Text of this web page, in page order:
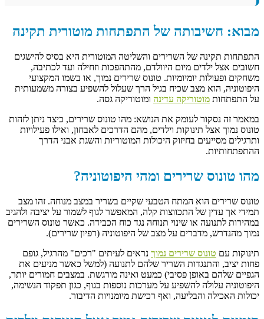
מבוא: חשיבותה של התפתחות מוטורית תקינה
התפתחות תקינה של השרירים והשליטה המוטורית היא בסיס להישגים
חשובים אצל ילדים מיום היוולדם, מהתהפכות וזחילה ועד לכתיבה,
משחקים ופעולות יומיומיות. טונוס שרירים נמוך, או בשמו המקצועי
היפוטוניה, הוא מצב שכיח בגיל הרך שעלול להשפיע בצורה משמעותית
על התפתחות מוטוריקה עדינה ומוטוריקה גסה.
במאמר זה נסקור לעומק את הנושא: מהו טונוס שרירים, כיצד ניתן לזהות
טונוס נמוך אצל תינוקות וילדים, מהם הדרכים לאבחון, ואילו פעילויות
ותרגילים מסייעים בחיזוק היכולות המוטוריות והשגת אבני הדרך
ההתפתחותיות.
מהו טונוס שרירים ומהי היפוטוניה?
טונוס שרירים הוא המתח הטבעי שקיים בשריר במצב מנוחה. זהו מצב
תמידי אך עדין של התכווצות קלה, המאפשר לגוף לשמור על יציבה ולהגיב
במהירות לתנועה או שינוי תנוחה נגד כוח הכבידה. כאשר טונוס השרירים
נמוך מהנדרש, מדברים על מצב של היפוטוניה (רפיון שרירים).
תינוקות עם טונוס שרירים נמוך נראים לעיתים "רכים" מהרגיל, גופם
פחות יציב, והתנגדות השריר שלהם לתנועה (למשל כאשר מניעים את
הגפיים שלהם באופן פסיבי) כמעט ואינה מורגשת. במצבים חמורים יותר,
היפוטוניה עלולה להשפיע על מערכות נוספות בגוף, כגון תפקוד הנשימה,
יכולות האכילה והבליעה, ואף רכישת מיומנויות הדיבור.